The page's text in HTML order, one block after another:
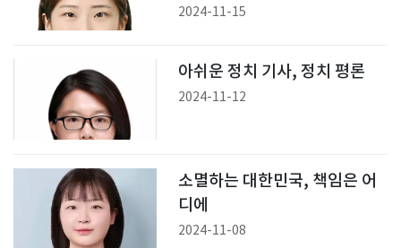
2024-11-15
아쉬운 정치 기사, 정치 평론
2024-11-12
소멸하는 대한민국, 책임은 어
디에
2024-11-08